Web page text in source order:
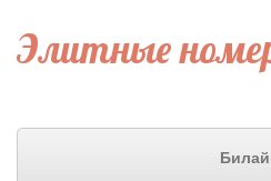
Элитные